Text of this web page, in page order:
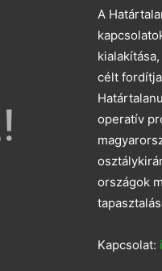
A
célt
operatív
országok
Kapcsolat: